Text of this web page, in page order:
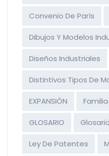
Convenio De París
Dibujos Y Modelos
Diseños Industriales
Distintivos Tipos De
EXPANSIÓN
GLOSARIO
Ley De Patentes